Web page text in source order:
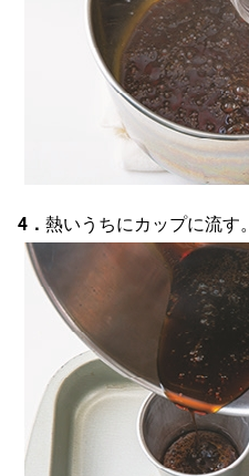
4． 熱いうちにカップに流す。